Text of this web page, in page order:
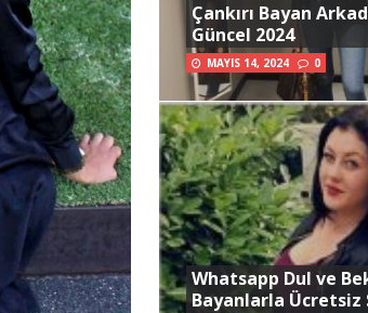
Çankırı Bayan
Güncel 2024
MAYIS 14, 2024 0
Whatsapp Dul ve
Bayanlarla Ücretsiz